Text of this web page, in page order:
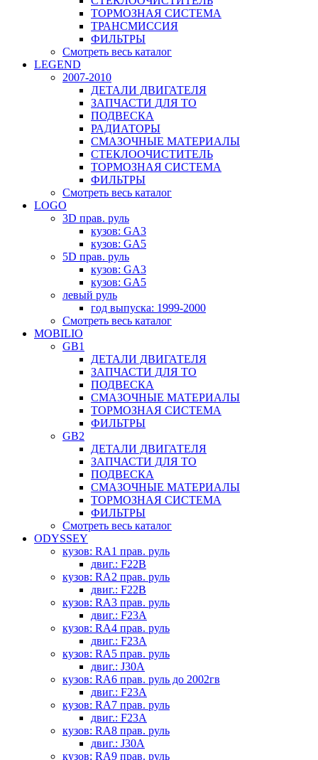
ТОРМОЗНАЯ СИСТЕМА
ТРАНСМИССИЯ
ФИЛЬТРЫ
Смотреть весь каталог
LEGEND
2007-2010
ДЕТАЛИ ДВИГАТЕЛЯ
ЗАПЧАСТИ ДЛЯ ТО
ПОДВЕСКА
РАДИАТОРЫ
СМАЗОЧНЫЕ МАТЕРИАЛЫ
СТЕКЛООЧИСТИТЕЛЬ
ТОРМОЗНАЯ СИСТЕМА
ФИЛЬТРЫ
Смотреть весь каталог
LOGO
3D прав. руль
кузов: GA3
кузов: GA5
5D прав. руль
кузов: GA3
кузов: GA5
левый руль
год выпуска: 1999-2000
Смотреть весь каталог
MOBILIO
GB1
ДЕТАЛИ ДВИГАТЕЛЯ
ЗАПЧАСТИ ДЛЯ ТО
ПОДВЕСКА
СМАЗОЧНЫЕ МАТЕРИАЛЫ
ТОРМОЗНАЯ СИСТЕМА
ФИЛЬТРЫ
GB2
ДЕТАЛИ ДВИГАТЕЛЯ
ЗАПЧАСТИ ДЛЯ ТО
ПОДВЕСКА
СМАЗОЧНЫЕ МАТЕРИАЛЫ
ТОРМОЗНАЯ СИСТЕМА
ФИЛЬТРЫ
Смотреть весь каталог
ODYSSEY
кузов: RA1 прав. руль
двиг.: F22B
кузов: RA2 прав. руль
двиг.: F22B
кузов: RA3 прав. руль
двиг.: F23A
кузов: RA4 прав. руль
двиг.: F23A
кузов: RA5 прав. руль
двиг.: J30A
кузов: RA6 прав. руль до 2002гв
двиг.: F23A
кузов: RA7 прав. руль
двиг.: F23A
кузов: RA8 прав. руль
двиг.: J30A
кузов: RA9 прав. руль